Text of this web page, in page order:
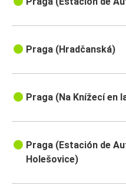
Praga (Hradčanská)
Praga (Na Knížecí en
Praga (Estación de
Holešovice)